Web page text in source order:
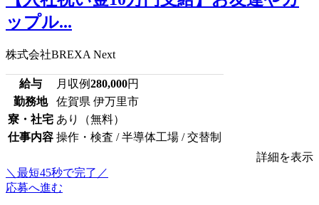
ップル...
株式会社BREXA Next
給与 月収例280,000円
勤務地
佐賀県 伊万里市
寮・社宅 あり（無料）
仕事内容 操作・検査 / 半導体工場 / 交替制
詳細を表示
＼最短45秒で完了／
応募へ進む